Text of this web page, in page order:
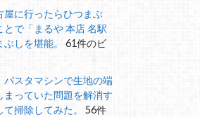
屋に行ったらひつまぶ
とで「まるや 本店 名駅
しを堪能。
61件のビ
パスタマシンで生地の端
まっていた問題を解消す
掃除してみた。
56件